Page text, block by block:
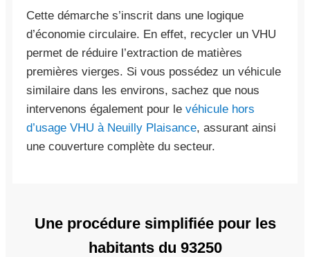
Cette démarche s’inscrit dans une logique
d’économie circulaire. En effet, recycler un VHU
permet de réduire l’extraction de matières
premières vierges. Si vous possédez un véhicule
similaire dans les environs, sachez que nous
intervenons également pour le véhicule hors
d’usage VHU à Neuilly Plaisance, assurant ainsi
une couverture complète du secteur.
Une procédure simplifiée pour les
habitants du 93250